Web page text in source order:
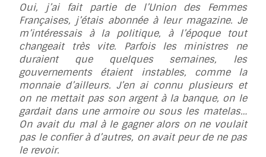
Oui, j’ai fait partie de l’Union des Femmes
Françaises, j’étais abonnée à leur magazine. Je
m’intéressais à la politique, à l’époque tout
changeait très vite. Parfois les ministres ne
duraient que quelques semaines, les
gouvernements étaient instables, comme la
monnaie d’ailleurs. J’en ai connu plusieurs et
on ne mettait pas son argent à la banque, on le
gardait dans une armoire ou sous les matelas…
On avait du mal à le gagner alors on ne voulait
pas le confier à d’autres, on avait peur de ne pas
le revoir.